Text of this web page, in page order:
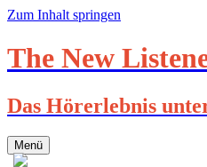
Zum Inhalt springen
The New
Das Hörerlebnis
Menü